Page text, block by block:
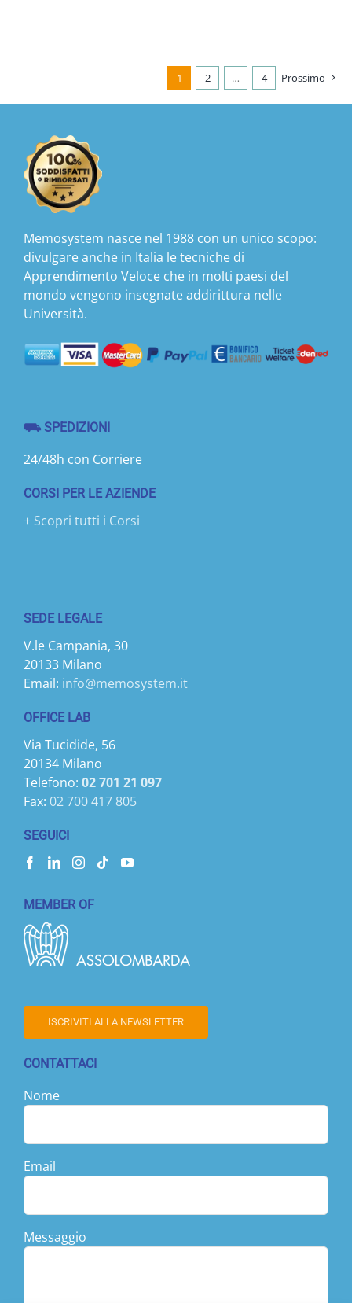
1 2 … 4 Prossimo
Memosystem nasce nel 1988 con un unico scopo:
divulgare anche in Italia le tecniche di
Apprendimento Veloce che in molti paesi del
mondo vengono insegnate addirittura nelle
Università.
⛟ SPEDIZIONI
24/48h con Corriere
CORSI PER LE AZIENDE
+ Scopri tutti i Corsi
SEDE LEGALE
V.le Campania, 30
20133 Milano
Email: info@memosystem.it
OFFICE LAB
Via Tucidide, 56
20134 Milano
Telefono: 02 701 21 097
Fax: 02 700 417 805
SEGUICI
MEMBER OF
ISCRIVITI ALLA NEWSLETTER
CONTATTACI
Nome
Email
Messaggio